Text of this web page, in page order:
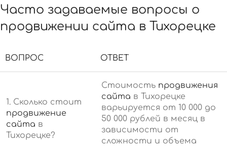
Часто задаваемые вопросы о
продвижении сайта в Тихорецке
ВОПРОС ОТВЕТ
1. Сколько стоит
продвижение
сайта в
Тихорецке?
Стоимость продвижения
сайта в Тихорецке
варьируется от 10 000 до
50 000 рублей в месяц в
зависимости от
сложности и объема